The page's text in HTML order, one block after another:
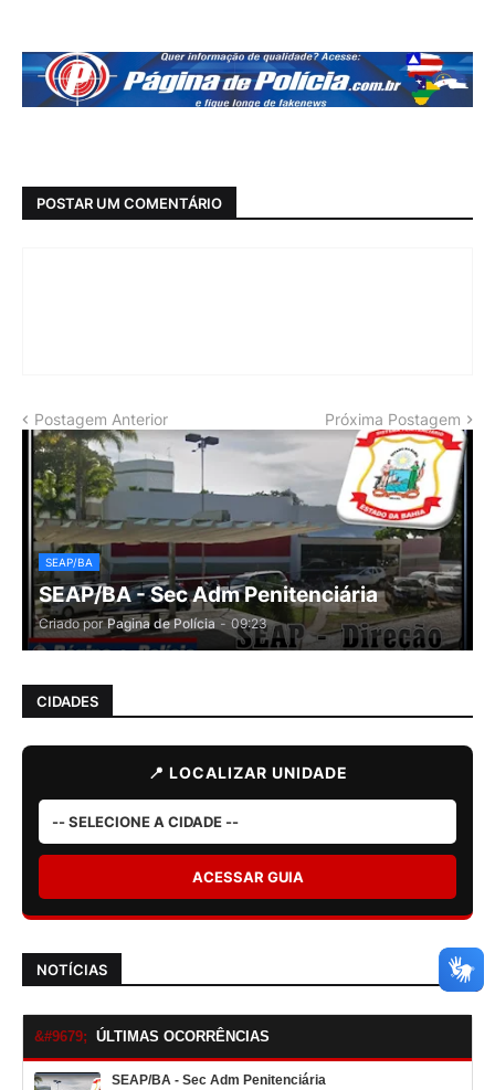
POSTAR UM COMENTÁRIO
Postagem Anterior Próxima Postagem
SEAP/BA
SEAP/BA - Sec Adm Penitenciária
Criado por Pagina de Polícia - 09:23
CIDADES
📍 LOCALIZAR UNIDADE
ACESSAR GUIA
NOTÍCIAS
ÚLTIMAS OCORRÊNCIAS
SEAP/BA - Sec Adm Penitenciária